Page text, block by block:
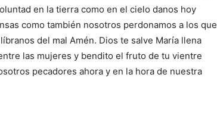
en la tierra como en el cielo danos hoy
como también nosotros perdonamos a los que
del mal Amén. Dios te salve María llena
las mujeres y bendito el fruto de tu vientre
pecadores ahora y en la hora de nuestra